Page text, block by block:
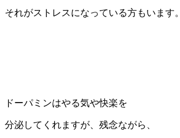
それがストレスになっている方もいます。
ドーパミンはやる気や快楽を
分泌してくれますが、残念ながら、